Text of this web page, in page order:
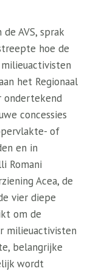
AVS, sprak
hoe de
het Regionaal
ondertekend
concessies
of
en in
Romani
Acea, de
vier diepe
om de
milieuactivisten
belangrijke
wordt